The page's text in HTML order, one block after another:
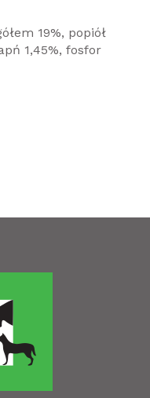
19%, popiół
1,45%, fosfor